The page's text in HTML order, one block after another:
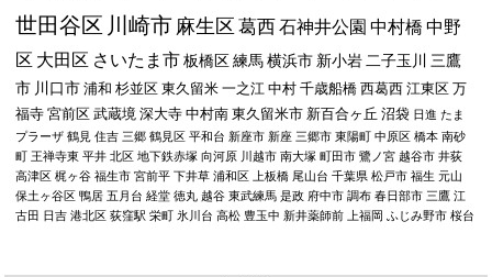
世田谷区 川崎市 麻生区 葛西 石神井公園 中村橋 中野
区 大田区 さいたま市 板橋区 練馬 横浜市 新小岩 二子玉川 三鷹
市 川口市 浦和 杉並区 東久留米 一之江 中村 千歳船橋 西葛西 江東区 万
福寺 宮前区 武蔵境 深大寺 中村南 東久留米市 新百合ヶ丘 沼袋 日進 たま
プラーザ 鶴見 住吉 三郷 鶴見区 平和台 新座市 新座 三郷市 東陽町 中原区 橋本 南砂
町 王禅寺東 平井 北区 地下鉄赤塚 向河原 川越市 南大塚 町田市 鷺ノ宮 越谷市 井荻
高津区 梶ヶ谷 福生市 宮前平 下井草 浦和区 上板橋 尾山台 千葉県 松戸市 福生 元山
保土ヶ谷区 鴨居 五月台 経堂 徳丸 越谷 東武練馬 是政 府中市 調布 春日部市 三鷹 江
古田 日吉 港北区 荻窪駅 栄町 氷川台 高松 豊玉中 新井薬師前 上福岡 ふじみ野市 桜台